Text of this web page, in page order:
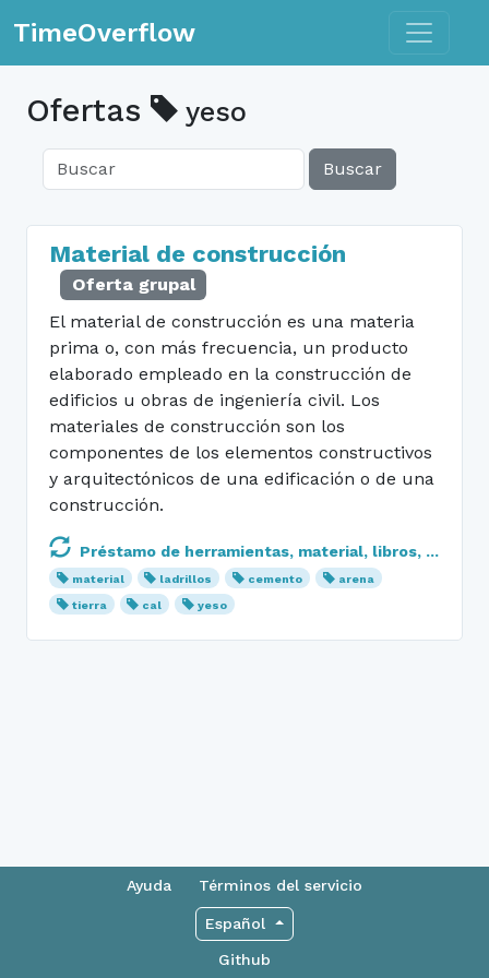
TimeOverflow Toggle
Ofertas yeso
Buscar
Material de construcción
Oferta grupal
El material de construcción es una materia
prima o, con más frecuencia, un producto
elaborado empleado en la construcción de
edificios u obras de ingeniería civil. Los
materiales de construcción son los
componentes de los elementos constructivos
y arquitectónicos de una edificación o de una
construcción.
Préstamo de herramientas, material, libros, ...
material ladrillos cemento
arena
tierra
cal yeso
Ayuda Términos del servicio
Español
Github